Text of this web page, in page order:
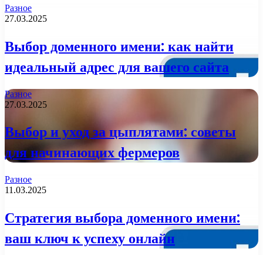
Разное
27.03.2025
Выбор доменного имени: как найти
идеальный адрес для вашего сайта
Разное
27.03.2025
Выбор и уход за цыплятами: советы
для начинающих фермеров
Разное
11.03.2025
Стратегия выбора доменного имени:
ваш ключ к успеху онлайн